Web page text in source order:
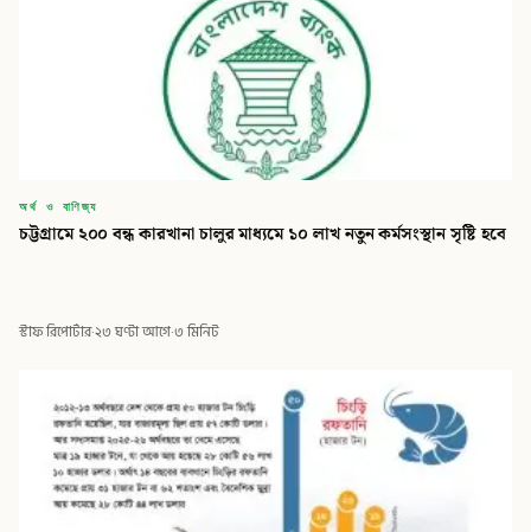
অর্থ ও বাণিজ্য
চট্টগ্রামে ২০০ বন্ধ কারখানা চালুর মাধ্যমে ১০ লাখ নতুন কর্মসংস্থান সৃষ্টি হবে
স্টাফ রিপোর্টার·২৩ ঘণ্টা আগে·৩ মিনিট